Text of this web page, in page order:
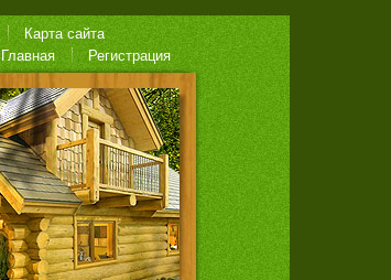
Карта сайта
Главная Регистрация